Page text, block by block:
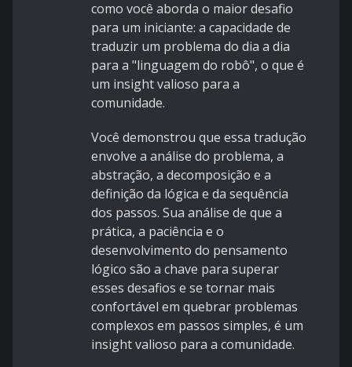
como você aborda o maior desafio
para um iniciante: a capacidade de
traduzir um problema do dia a dia
para a "linguagem do robô", o que é
um insight valioso para a
comunidade.
Você demonstrou que essa tradução
envolve a análise do problema, a
abstração, a decomposição e a
definição da lógica e da sequência
dos passos. Sua análise de que a
prática, a paciência e o
desenvolvimento do pensamento
lógico são a chave para superar
esses desafios e se tornar mais
confortável em quebrar problemas
complexos em passos simples, é um
insight valioso para a comunidade.